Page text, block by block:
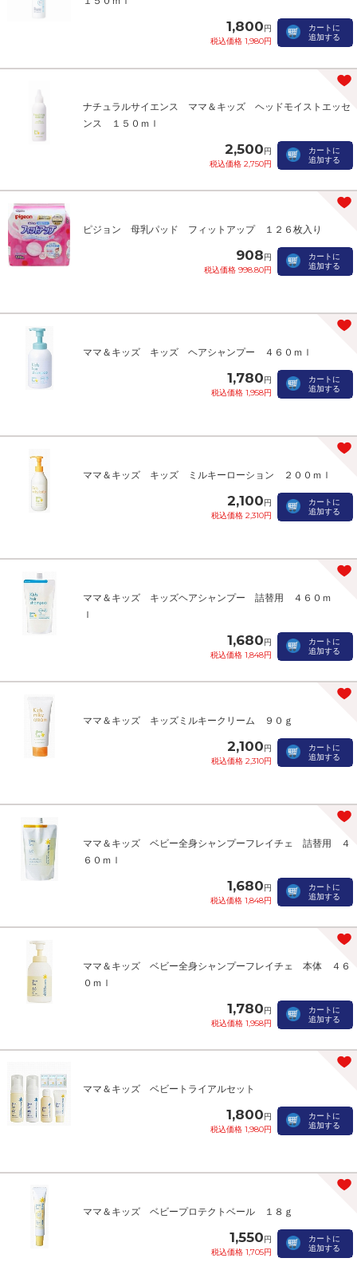
1,800円
税込価格 1,980円
カートに
追加する
ナチュラルサイエンス ママ＆キッズ ヘッドモイストエッセ
ンス １５０ｍｌ
2,500円
税込価格 2,750円
カートに
追加する
ピジョン 母乳パッド フィットアップ １２６枚入り
908円
税込価格 998.80円
カートに
追加する
ママ＆キッズ キッズ ヘアシャンプー ４６０ｍｌ
1,780円
税込価格 1,958円
カートに
追加する
ママ＆キッズ キッズ ミルキーローション ２００ｍｌ
2,100円
税込価格 2,310円
カートに
追加する
ママ＆キッズ キッズヘアシャンプー 詰替用 ４６０ｍ
ｌ
1,680円
税込価格 1,848円
カートに
追加する
ママ＆キッズ キッズミルキークリーム ９０ｇ
2,100円
税込価格 2,310円
カートに
追加する
ママ＆キッズ ベビー全身シャンプーフレイチェ 詰替用 ４
６０ｍｌ
1,680円
税込価格 1,848円
カートに
追加する
ママ＆キッズ ベビー全身シャンプーフレイチェ 本体 ４６
０ｍｌ
1,780円
税込価格 1,958円
カートに
追加する
ママ＆キッズ ベビートライアルセット
1,800円
税込価格 1,980円
カートに
追加する
ママ＆キッズ ベビープロテクトベール １８ｇ
1,550円
税込価格 1,705円
カートに
追加する